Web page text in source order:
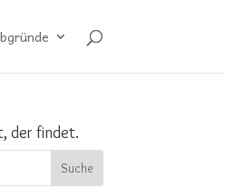
der findet.